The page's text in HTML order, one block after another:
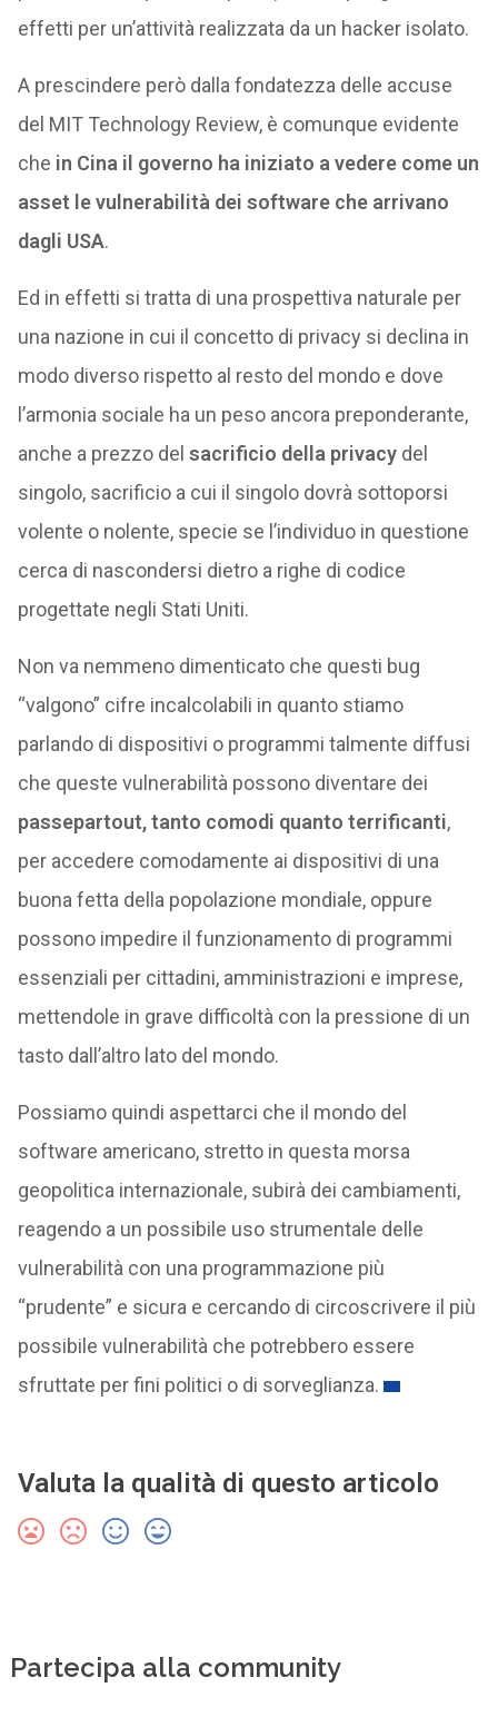
effetti per un’attività realizzata da un hacker isolato.
A prescindere però dalla fondatezza delle accuse
del MIT Technology Review, è comunque evidente
che in Cina il governo ha iniziato a vedere come un
asset le vulnerabilità dei software che arrivano
dagli USA.
Ed in effetti si tratta di una prospettiva naturale per
una nazione in cui il concetto di privacy si declina in
modo diverso rispetto al resto del mondo e dove
l’armonia sociale ha un peso ancora preponderante,
anche a prezzo del sacrificio della privacydel
singolo, sacrificio a cui il singolo dovrà sottoporsi
volente o nolente, specie se l’individuo in questione
cerca di nascondersi dietro a righe di codice
progettate negli Stati Uniti.
Non va nemmeno dimenticato che questi bug
“valgono” cifre incalcolabili in quanto stiamo
parlando di dispositivi o programmi talmente diffusi
che queste vulnerabilità possono diventare dei
passepartout, tanto comodi quanto terrificanti,
per accedere comodamente ai dispositivi di una
buona fetta della popolazione mondiale, oppure
possono impedire il funzionamento di programmi
essenziali per cittadini, amministrazioni e imprese,
mettendole in grave difficoltà con la pressione di un
tasto dall’altro lato del mondo.
Possiamo quindi aspettarci che il mondo del
software americano, stretto in questa morsa
geopolitica internazionale, subirà dei cambiamenti,
reagendo a un possibile uso strumentale delle
vulnerabilità con una programmazione più
“prudente” e sicura e cercando di circoscrivere il più
possibile vulnerabilità che potrebbero essere
sfruttate per fini politici o di sorveglianza.
Valuta la qualità di questo articolo
Partecipa alla community